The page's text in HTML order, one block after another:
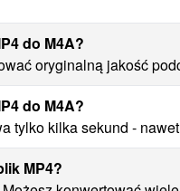
do M4A?
oryginalną jakość
do M4A?
tylko kilka sekund -
MP4?